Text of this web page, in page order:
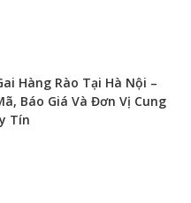
Hàng Rào Tại Hà Nội –
Báo Giá Và Đơn Vị Cung
Tín